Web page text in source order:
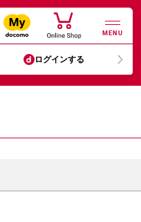
MENU
ログインする